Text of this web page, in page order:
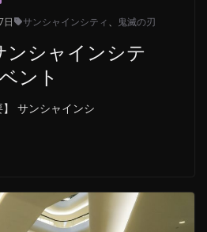
日 サンシャインシティ、 鬼滅の刃
ンシャインシテ
ント
】 サンシャインシ